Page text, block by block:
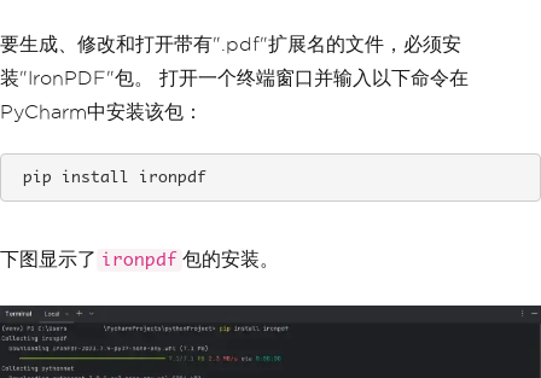
要生成、修改和打开带有".pdf"扩展名的文件，必须安
装"IronPDF"包。 打开一个终端窗口并输入以下命令在
PyCharm中安装该包：
pip install ironpdf
下图显示了 ironpdf 包的安装。